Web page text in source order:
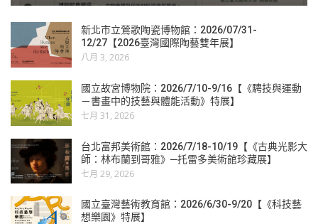
新北市立鶯歌陶瓷博物館：2026/07/31-
12/27【2026臺灣國際陶藝雙年展】
八月 3, 2026
國立故宮博物院：2026/7/10-9/16【《騁技與運動
－書畫中的技藝與體能活動》特展】
七月 31, 2026
台北富邦美術館：2026/7/18-10/19【《古典光影大
師：林布蘭到哥雅》─托雷多美術館珍藏展】
七月 29, 2026
國立臺灣藝術教育館：2026/6/30-9/20【《科技藝
想樂園》特展】